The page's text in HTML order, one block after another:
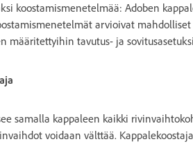
koostamismenetelmää: Adoben
arvioivat
määritettyihin tavutus- ja
samalla kappaleen kaikki
voidaan välttää.